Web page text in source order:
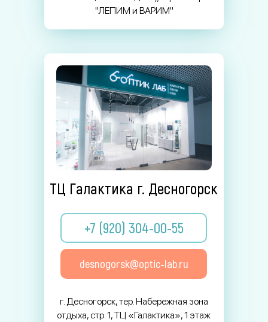
ТЦ Галактика г. Десногорск
+7 (920) 304-00-55
desnogorsk@optic-lab.ru
г. Десногорск, тер. Набережная зона
отдыха, стр. 1, ТЦ «Галактика», 1 этаж
"ЛЕПИМ и ВАРИМ"